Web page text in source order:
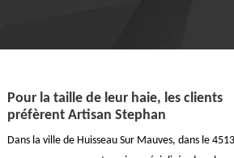
Pour la taille de leur haie, les clients
préfèrent Artisan Stephan
Dans la ville de Huisseau Sur Mauves, dans le